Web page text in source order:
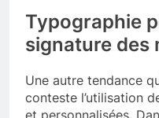
Typographie
signature des
Une autre tendance
conteste l’utilisation